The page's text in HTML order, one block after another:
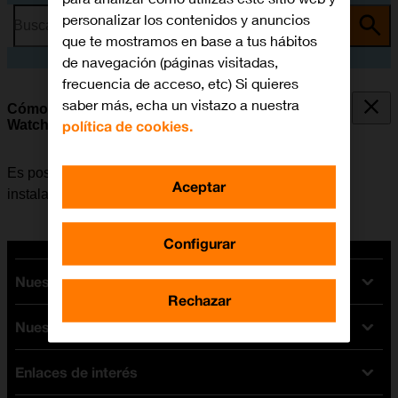
Busca por problema o tema
Cómo instalar apps de App Store en el Apple
Watch
Es posible añadir nuevas funciones al Apple Watch,
instalando apps de App Store.
Nuestras tarifas
Tarifas Orange
Tarifas fibra y móvil
Tarifas móviles
Nuestros dispositivos
Ofertas en móviles
Enlaces de interés
personalizar los contenidos y anuncios
que te mostramos en base a tus hábitos
de navegación (páginas visitadas,
frecuencia de acceso, etc) Si quieres
saber más, echa un vistazo a nuestra
política de cookies.
Configurar
Rechazar
Aceptar